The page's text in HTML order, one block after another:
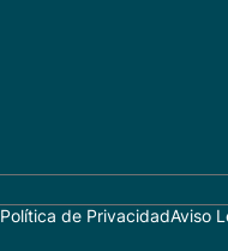
Política de PrivacidadAviso